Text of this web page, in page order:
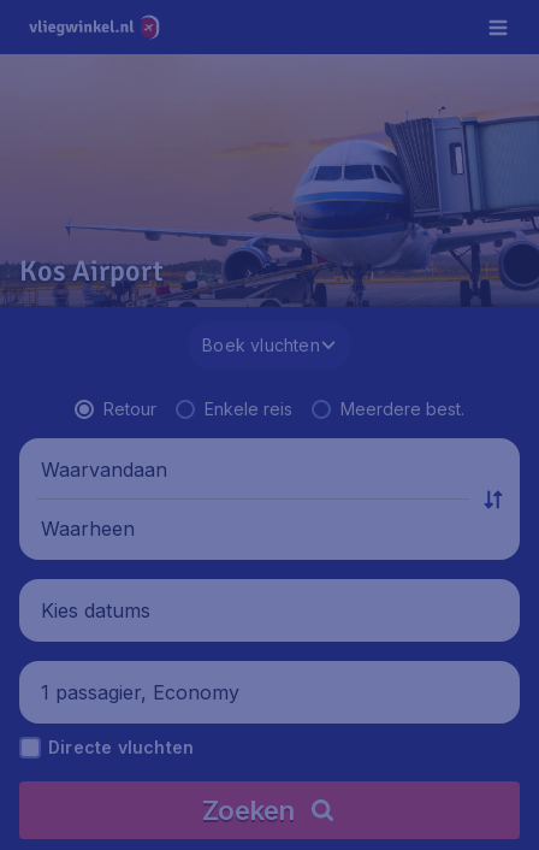
Kos Airport
Boek vluchten
Retour Enkele reis Meerdere best.
Waarvandaan
Waarheen
Kies datums
1 passagier, Economy
Directe vluchten
Zoeken